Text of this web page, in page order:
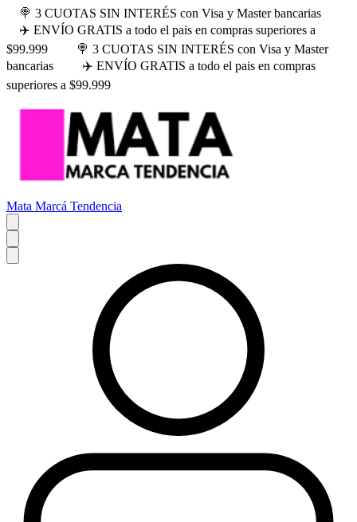
🍭 3 CUOTAS SIN INTERÉS con Visa y Master bancarias
✈️ ENVÍO GRATIS a todo el pais en compras superiores a
$99.999
🍭 3 CUOTAS SIN INTERÉS con Visa y Master
bancarias
✈️ ENVÍO GRATIS a todo el pais en compras
superiores a $99.999
Mata Marcá Tendencia